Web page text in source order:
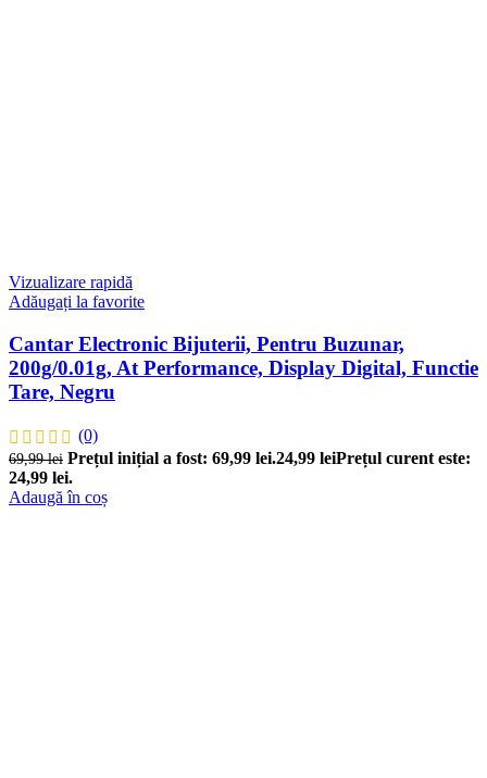
Vizualizare rapidă
Adăugați la favorite
Cantar Electronic Bijuterii, Pentru Buzunar,
200g/0.01g, At Performance, Display Digital, Functie
Tare, Negru
(0)
69,99lei Prețul inițial a fost: 69,99 lei.24,99 leiPrețul curent este:
24,99 lei.
Adaugă în coș